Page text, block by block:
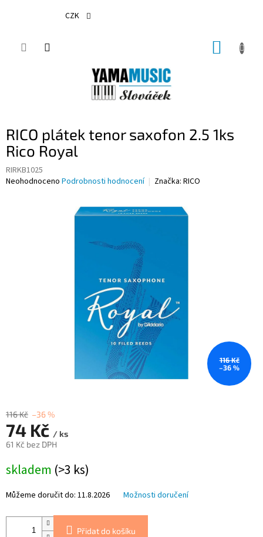
CZK
RICO plátek tenor saxofon 2.5 1ks
Rico Royal
RIRKB1025
Průměrné
Neohodnoceno Podrobnosti hodnocení Značka: RICO
116 Kč
–36 %
116 Kč –36 %
74 Kč / ks
61 Kč bez DPH
cena:
skladem (>3 ks)
Můžeme doručit do: 11.8.2026 Možnosti doručení
Přidat do košíku